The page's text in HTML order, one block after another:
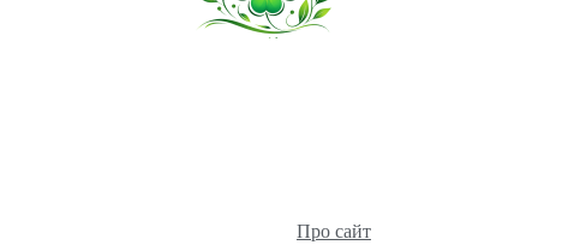
Про сайт